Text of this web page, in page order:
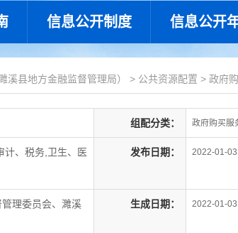
信息公开制度 信息公开
县地方金融监督管理局） > 公共资源配置 > 政府
组配分类： 政府购买服
计、税务,卫生、医
发布日期： 2022-01-03
理委员会、濉溪
生成日期： 2022-01-03